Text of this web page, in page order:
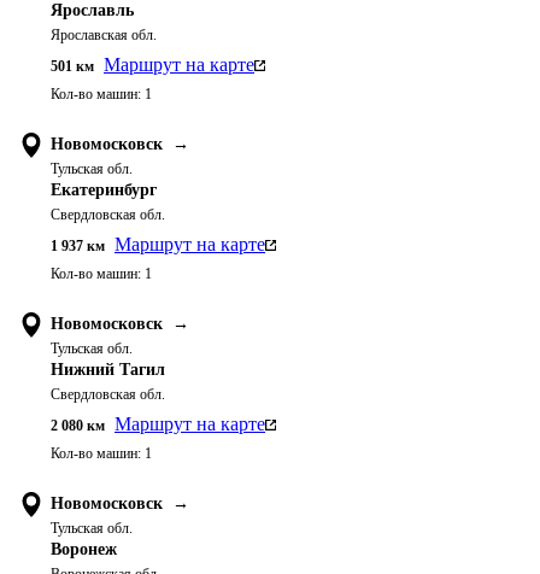
Ярославль
Ярославская обл.
501 км Маршрут на карте
Кол-во машин: 1
Новомосковск →
Тульская обл.
Екатеринбург
Свердловская обл.
1 937 км Маршрут на карте
Кол-во машин: 1
Новомосковск →
Тульская обл.
Нижний Тагил
Свердловская обл.
2 080 км Маршрут на карте
Кол-во машин: 1
Новомосковск →
Тульская обл.
Воронеж